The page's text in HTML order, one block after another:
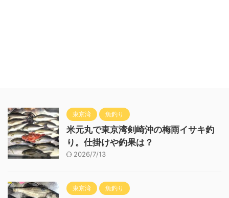
東京湾 魚釣り
米元丸で東京湾剣崎沖の梅雨イサキ釣
り。仕掛けや釣果は？
2026/7/13
東京湾 魚釣り